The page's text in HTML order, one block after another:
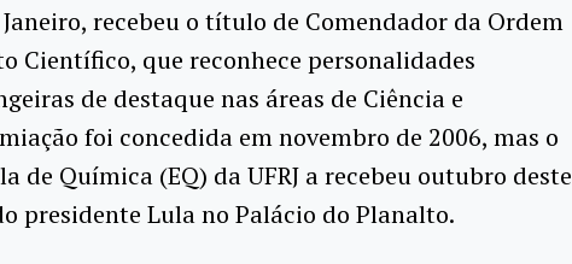
recebeu o título de Comendador da Ordem
Científico, que reconhece personalidades
de destaque nas áreas de Ciência e
foi concedida em novembro de 2006, mas o
de Química (EQ) da UFRJ a recebeu outubro deste
presidente Lula no Palácio do Planalto.